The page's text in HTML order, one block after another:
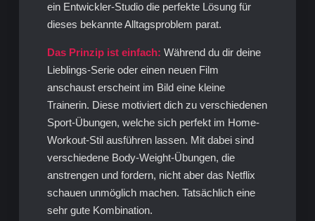
ein Entwickler-Studio die perfekte Lösung für
dieses bekannte Alltagsproblem parat.
Das Prinzip ist einfach: Während du dir deine
Lieblings-Serie oder einen neuen Film
anschaust erscheint im Bild eine kleine
Trainerin. Diese motiviert dich zu verschiedenen
Sport-Übungen, welche sich perfekt im Home-
Workout-Stil ausführen lassen. Mit dabei sind
verschiedene Body-Weight-Übungen, die
anstrengen und fordern, nicht aber das Netflix
schauen unmöglich machen. Tatsächlich eine
sehr gute Kombination.